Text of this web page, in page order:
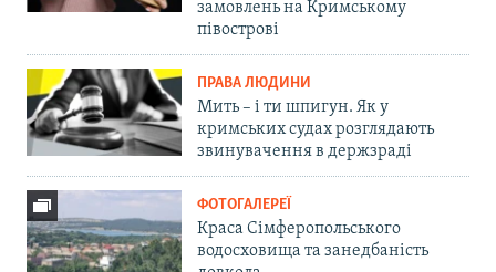
замовлень на Кримському
півострові
ПРАВА ЛЮДИНИ
Мить – і ти шпигун. Як у
кримських судах розглядають
звинувачення в держзраді
ФОТОГАЛЕРЕЇ
Краса Сімферопольського
водосховища та занедбаність